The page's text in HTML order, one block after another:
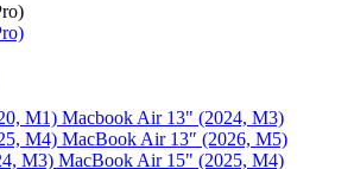
M1) Macbook Air 13" (2024, M3)
M4) MacBook Air 13″ (2026, M5)
M3) MacBook Air 15" (2025, M4)